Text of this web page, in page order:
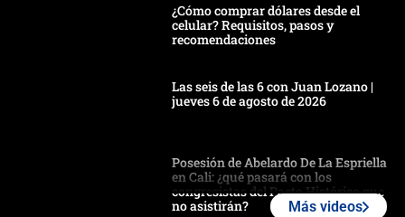
¿Cómo comprar dólares desde el
celular? Requisitos, pasos y
recomendaciones
Las seis de las 6 con Juan Lozano |
jueves 6 de agosto de 2026
Posesión de Abelardo De La Espriella
en Cali: ¿qué pasará con los
congresistas del Pacto Histórico que
no asistirán?
Más videos